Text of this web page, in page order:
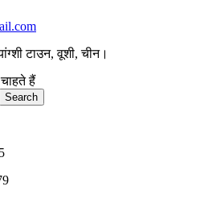
टाउन, वूशी, चीन।
हैं